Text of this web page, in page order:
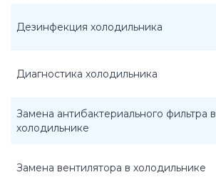
Дезинфекция холодильника
Диагностика холодильника
Замена антибактериального фильтра в
холодильнике
Замена вентилятора в холодильнике